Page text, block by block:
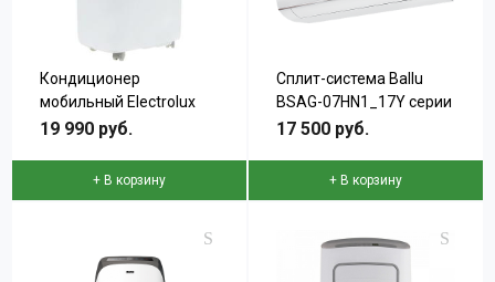
Кондиционер
мобильный Electrolux
EACM-8 CL/N3
19 990 руб.
+ В корзину
Сплит-система Ballu
BSAG-07HN1_17Y серии
iGreen PRO
17 500 руб.
+ В корзину